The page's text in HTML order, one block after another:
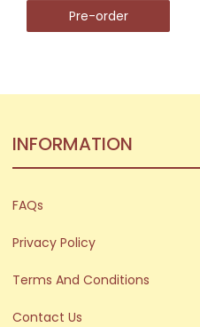
Pre-order
INFORMATION
FAQs
Privacy Policy
Terms And Conditions
Contact Us